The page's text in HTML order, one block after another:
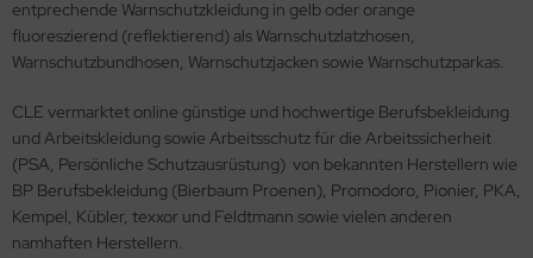
entprechende Warnschutzkleidung in gelb oder orange
fluoreszierend (reflektierend) als Warnschutzlatzhosen,
Warnschutzbundhosen, Warnschutzjacken sowie Warnschutzparkas.
CLE vermarktet online günstige und hochwertige Berufsbekleidung
und Arbeitskleidung sowie Arbeitsschutz für die Arbeitssicherheit
(PSA, Persönliche Schutzausrüstung) von bekannten Herstellern wie
BP Berufsbekleidung (Bierbaum Proenen), Promodoro, Pionier, PKA,
Kempel, Kübler, texxor und Feldtmann sowie vielen anderen
namhaften Herstellern.